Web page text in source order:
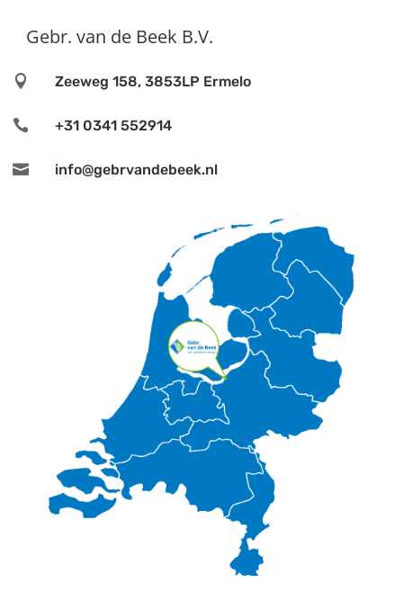
Gebr. van de Beek B.V.
 Zeeweg 158, 3853LP Ermelo
 +31 0341 552914
 info@gebrvandebeek.nl